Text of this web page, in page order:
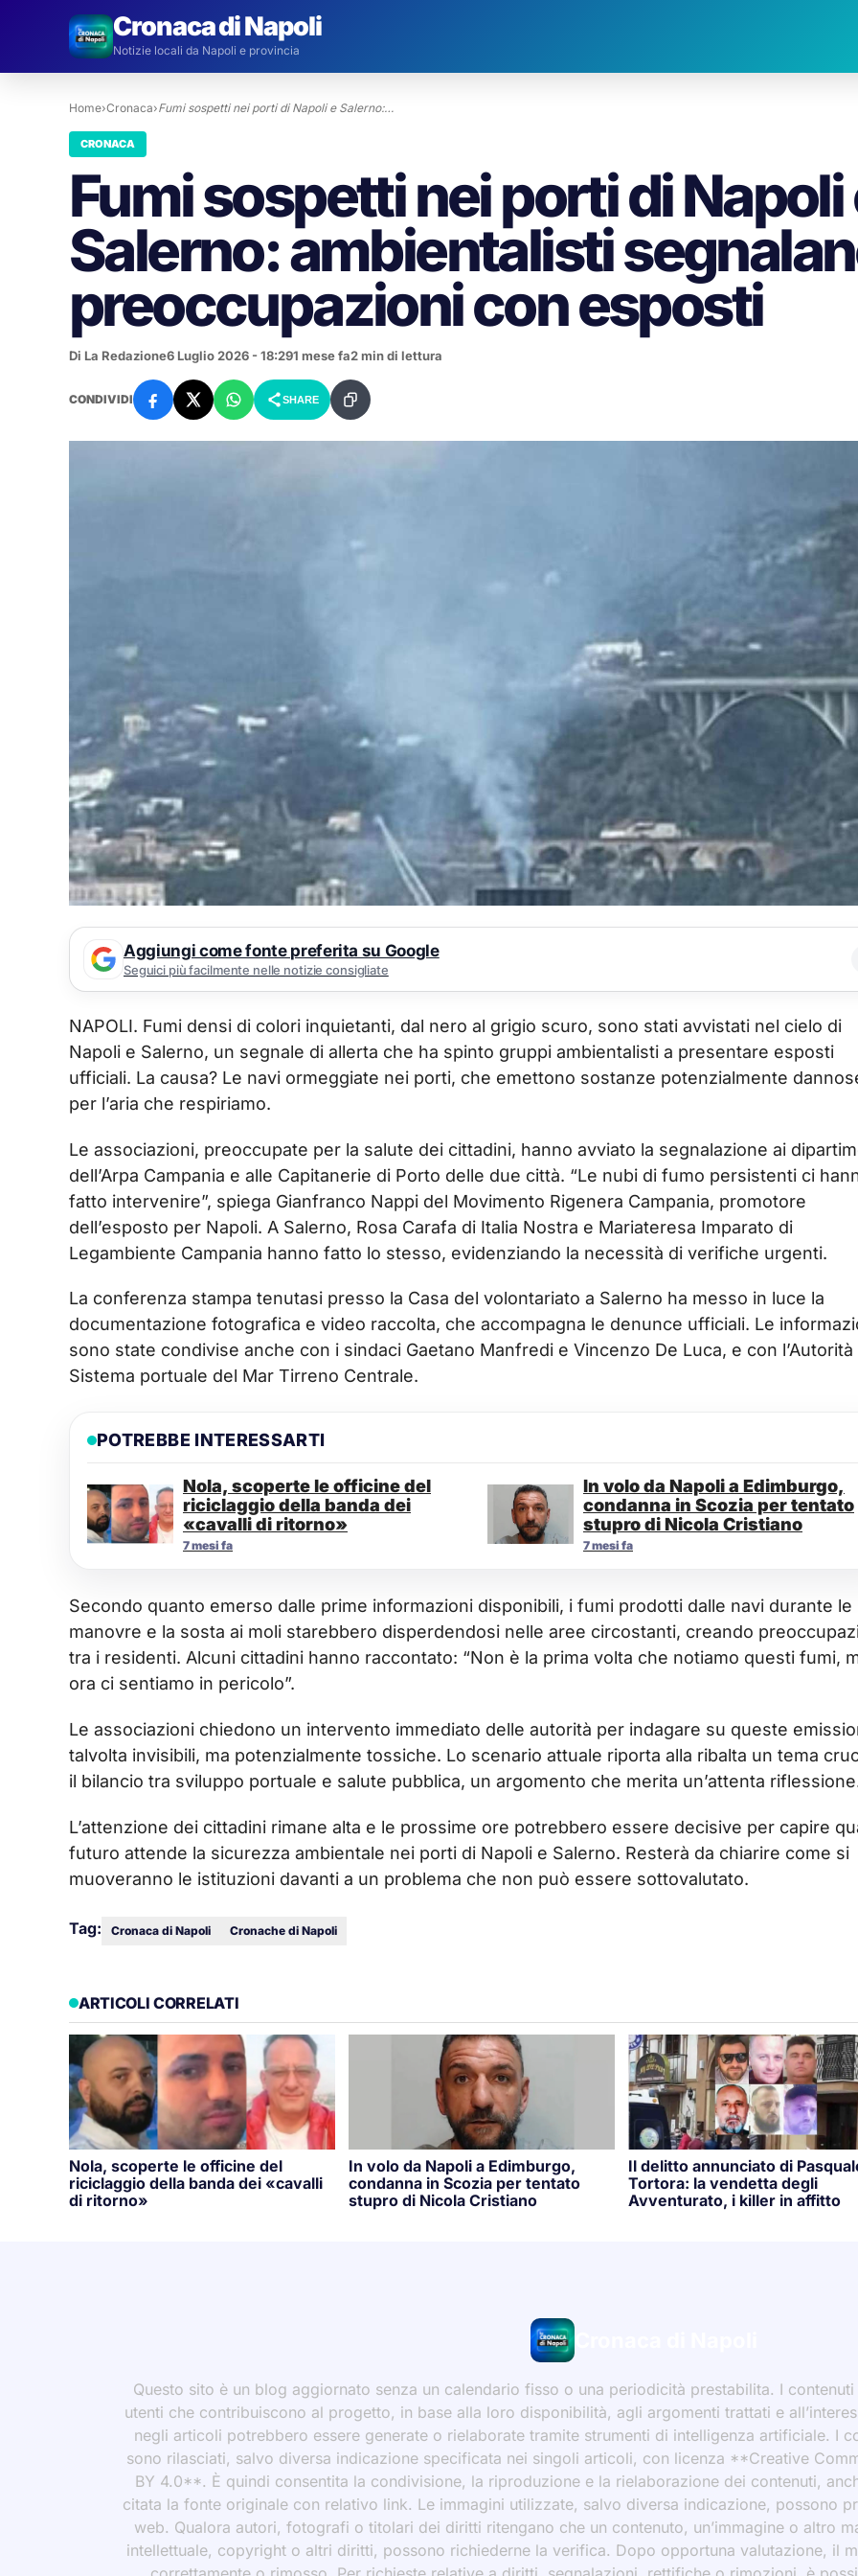
Cronaca di Napoli
Notizie locali da Napoli e provincia
Home›Cronaca›Fumi sospetti nei porti di Napoli e Salerno:…
CRONACA
Fumi sospetti nei porti di Napoli
Salerno: ambientalisti
preoccupazioni con esposti
Di La Redazione6 Luglio 2026 - 18:291 mese fa2 min di lettura
CONDIVIDI SHARE
Aggiungi come fonte preferita su Google
Seguici più facilmente nelle notizie consigliate
NAPOLI. Fumi densi di colori inquietanti, dal nero al grigio scuro, sono stati avvistati nel cielo di
Napoli e Salerno, un segnale di allerta che ha spinto gruppi ambientalisti a presentare esposti
ufficiali. La causa? Le navi ormeggiate nei porti, che emettono sostanze potenzialmente
per l’aria che respiriamo.
Le associazioni, preoccupate per la salute dei cittadini, hanno avviato la segnalazione ai
dell’Arpa Campania e alle Capitanerie di Porto delle due città. “Le nubi di fumo persistenti ci
fatto intervenire”, spiega Gianfranco Nappi del Movimento Rigenera Campania, promotore
dell’esposto per Napoli. A Salerno, Rosa Carafa di Italia Nostra e Mariateresa Imparato di
Legambiente Campania hanno fatto lo stesso, evidenziando la necessità di verifiche urgenti.
La conferenza stampa tenutasi presso la Casa del volontariato a Salerno ha messo in luce la
documentazione fotografica e video raccolta, che accompagna le denunce ufficiali. Le
sono state condivise anche con i sindaci Gaetano Manfredi e Vincenzo De Luca, e con l’Autorità
Sistema portuale del Mar Tirreno Centrale.
POTREBBE INTERESSARTI
Nola, scoperte le officine del
riciclaggio della banda dei
«cavalli di ritorno»
7 mesi fa
In volo da Napoli a Edimburgo,
condanna in Scozia per tentato
stupro di Nicola Cristiano
7 mesi fa
Secondo quanto emerso dalle prime informazioni disponibili, i fumi prodotti dalle navi durante le
manovre e la sosta ai moli starebbero disperdendosi nelle aree circostanti, creando
tra i residenti. Alcuni cittadini hanno raccontato: “Non è la prima volta che notiamo questi fumi,
ora ci sentiamo in pericolo”.
Le associazioni chiedono un intervento immediato delle autorità per indagare su queste
talvolta invisibili, ma potenzialmente tossiche. Lo scenario attuale riporta alla ribalta un tema
il bilancio tra sviluppo portuale e salute pubblica, un argomento che merita un’attenta
L’attenzione dei cittadini rimane alta e le prossime ore potrebbero essere decisive per capire
futuro attende la sicurezza ambientale nei porti di Napoli e Salerno. Resterà da chiarire come si
muoveranno le istituzioni davanti a un problema che non può essere sottovalutato.
Tag: Cronaca di Napoli Cronache di Napoli
ARTICOLI CORRELATI
Nola, scoperte le officine del
riciclaggio della banda dei «cavalli
di ritorno»
In volo da Napoli a Edimburgo,
condanna in Scozia per tentato
stupro di Nicola Cristiano
Il delitto annunciato di
Tortora: la vendetta degli
Avventurato, i killer in affitto
Cronaca di Napoli
Questo sito è un blog aggiornato senza un calendario fisso o una periodicità prestabilita. I
utenti che contribuiscono al progetto, in base alla loro disponibilità, agli argomenti trattati e
negli articoli potrebbero essere generate o rielaborate tramite strumenti di intelligenza artificiale. I
sono rilasciati, salvo diversa indicazione specificata nei singoli articoli, con licenza **Creative
BY 4.0**. È quindi consentita la condivisione, la riproduzione e la rielaborazione dei contenuti,
citata la fonte originale con relativo link. Le immagini utilizzate, salvo diversa indicazione, possono
web. Qualora autori, fotografi o titolari dei diritti ritengano che un contenuto, un’immagine o altro
intellettuale, copyright o altri diritti, possono richiederne la verifica. Dopo opportuna valutazione, il